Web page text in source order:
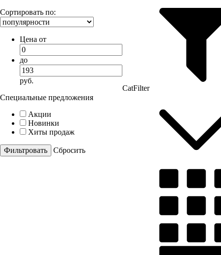
Сортировать по:
Цена от
до
руб.
Специальные предложения
Акции
Новинки
Хиты продаж
Cбросить
CatFilter